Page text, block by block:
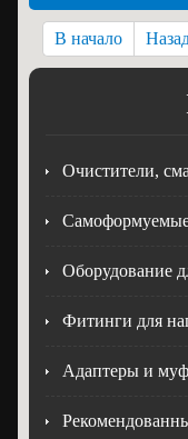
В начало
Очистители,
Оборудование
Фитинги для
Адаптеры и